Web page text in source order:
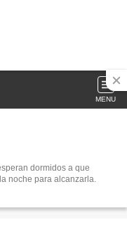
MENU
dormidos a que
noche para alcanzarla.